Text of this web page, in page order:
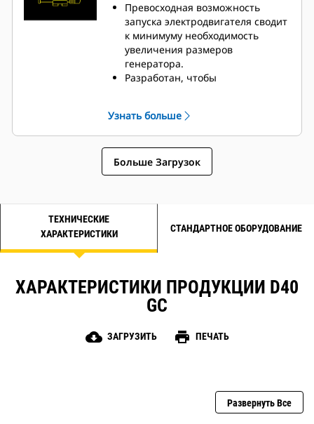
Превосходная возможность
запуска электродвигателя сводит
к минимуму необходимость
увеличения размеров
генератора.
Разработан, чтобы
производительности и
техническим характеристикам.
Надежная система изоляции,
класс H
Узнать больше
Больше Загрузок
ТЕХНИЧЕСКИЕ
ХАРАКТЕРИСТИКИ
СТАНДАРТНОЕ ОБОРУДОВАНИЕ
ХАРАКТЕРИСТИКИ ПРОДУКЦИИ D40
GC
cloud_download ЗАГРУЗИТЬ print ПЕЧАТЬ
Развернуть Все